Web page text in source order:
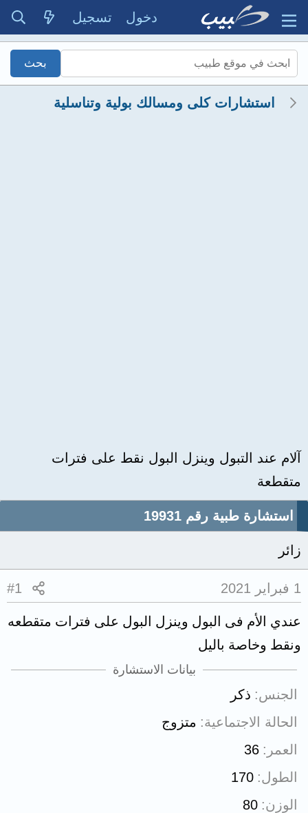
دخول تسجيل
استشارات كلى ومسالك بولية وتناسلية
آلام عند التبول وينزل البول نقط على فترات
متقطعة
استشارة طبية رقم 19931
زائر
1 فبراير 2021 #1
عندي الأم فى البول وينزل البول على فترات متقطعه
ونقط وخاصة باليل
بيانات الاستشارة
الجنس ذكر
الحالة الاجتماعية
متزوج
العمر
36
الطول 170
الوزن 80